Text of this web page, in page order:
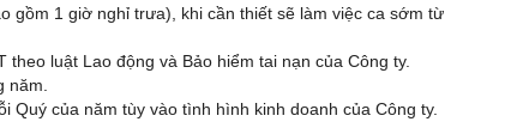
gồm 1 giờ nghỉ trưa), khi cần thiết sẽ làm việc ca sớm từ
luật Lao động và Bảo hiểm tai nạn của Công ty.
năm.
của năm tùy vào tình hình kinh doanh của Công ty.